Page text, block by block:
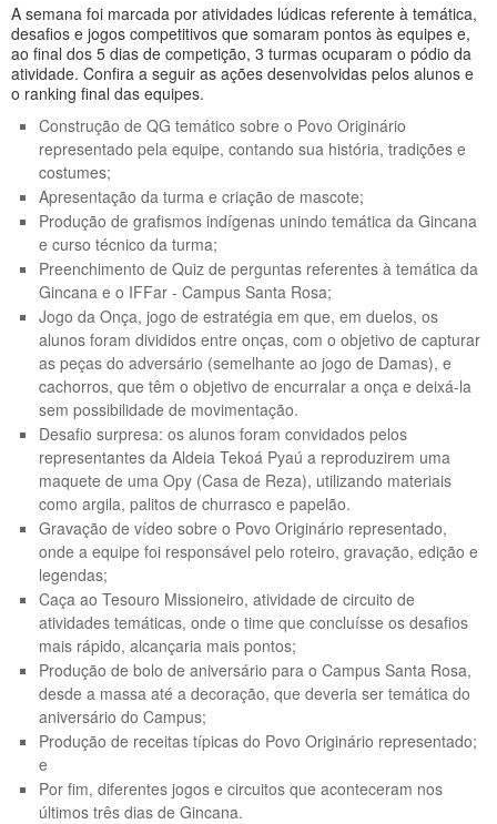
A semana foi marcada por atividades lúdicas referente à temática,
desafios e jogos competitivos que somaram pontos às equipes e,
ao final dos 5 dias de competição, 3 turmas ocuparam o pódio da
atividade. Confira a seguir as ações desenvolvidas pelos alunos e
o ranking final das equipes.
Construção de QG temático sobre o Povo Originário
representado pela equipe, contando sua história, tradições e
costumes;
Apresentação da turma e criação de mascote;
Produção de grafismos indígenas unindo temática da Gincana
e curso técnico da turma;
Preenchimento de Quiz de perguntas referentes à temática da
Gincana e o IFFar - Campus Santa Rosa;
Jogo da Onça, jogo de estratégia em que, em duelos, os
alunos foram divididos entre onças, com o objetivo de capturar
as peças do adversário (semelhante ao jogo de Damas), e
cachorros, que têm o objetivo de encurralar a onça e deixá-la
sem possibilidade de movimentação.
Desafio surpresa: os alunos foram convidados pelos
representantes da Aldeia Tekoá Pyaú a reproduzirem uma
maquete de uma Opy (Casa de Reza), utilizando materiais
como argila, palitos de churrasco e papelão.
Gravação de vídeo sobre o Povo Originário representado,
onde a equipe foi responsável pelo roteiro, gravação, edição e
legendas;
Caça ao Tesouro Missioneiro, atividade de circuito de
atividades temáticas, onde o time que concluísse os desafios
mais rápido, alcançaria mais pontos;
Produção de bolo de aniversário para o Campus Santa Rosa,
desde a massa até a decoração, que deveria ser temática do
aniversário do Campus;
Produção de receitas típicas do Povo Originário representado;
e
Por fim, diferentes jogos e circuitos que aconteceram nos
últimos três dias de Gincana.